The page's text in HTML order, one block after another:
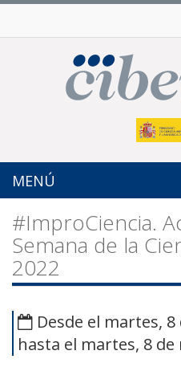
MENÚ
#ImproCiencia.
Semana de la
2022
Desde el martes,
hasta el martes, 8